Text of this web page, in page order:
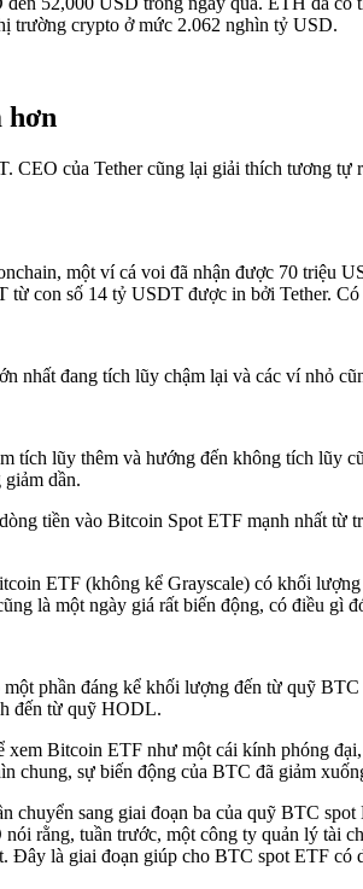
trường crypto ở mức 2.062 nghìn tỷ USD.
hơn
CEO của Tether cũng lại giải thích tương
một ví cá voi đã nhận được 70 triệu
từ con số 14 tỷ USDT được in bởi Tether.
nhất đang tích lũy chậm lại và các ví nhỏ
tích lũy thêm và hướng đến không tích
dần.
tiền vào Bitcoin Spot ETF mạnh nhất
ETF (không kể Grayscale) có khối
là một ngày giá rất biến động, có điều gì
phần đáng kể khối lượng đến từ quỹ
đến từ quỹ HODL.
xem Bitcoin ETF như một cái kính phóng
chung, sự biến động của BTC đã giảm
chuyển sang giai đoạn ba của quỹ BTC
rằng, tuần trước, một công ty quản lý tài
Đây là giai đoạn giúp cho BTC spot ETF